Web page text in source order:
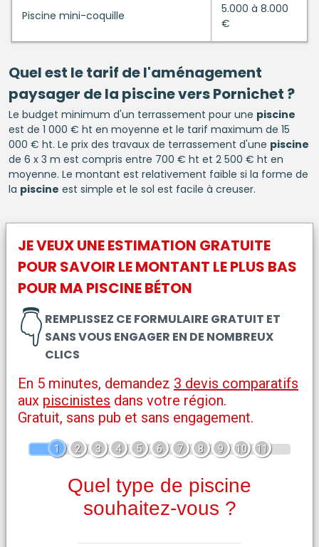
Piscine mini-coquille
5.000 à 8.000
€
Quel est le tarif de l'aménagement
paysager de la piscinevers Pornichet ?
Le budget minimum d'un terrassement pour une piscine
est de 1 000 € ht en moyenne et le tarif maximum de 15
000 € ht. Le prix des travaux de terrassement d'une piscine
de 6 x 3 m est compris entre 700 € ht et 2 500 € ht en
moyenne. Le montant est relativement faible si la forme de
la piscine est simple et le sol est facile à creuser.
JE VEUX UNE ESTIMATION GRATUITE
POUR SAVOIR LE MONTANT LE PLUS BAS
POUR MAPISCINE BÉTON
REMPLISSEZ CE FORMULAIRE GRATUIT ET
SANS VOUS ENGAGER EN DE NOMBREUX
CLICS
👇
En 5 minutes, demandez 3 devis comparatifs
aux piscinistes dans votre région.
Gratuit, sans pub et sans engagement.
1 2 3 4 5 6 7 8 9 10 11
Quel type de piscine
souhaitez-vous ?